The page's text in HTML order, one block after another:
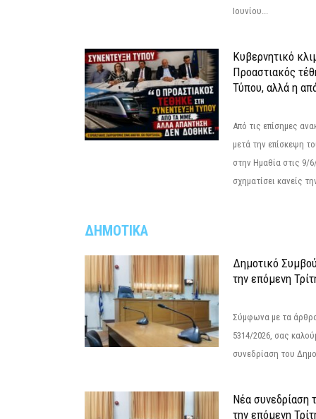
Ιουνίου...
Κυβερνητικό
Προαστιακός
Τύπου, αλλά η
Από τις επίσημες
μετά την επίσκεψη
στην Ημαθία στις 9/
σχηματίσει κανείς
ΔΗΜΟΤΙΚΑ
Δημοτικό
την επόμενη
Σύμφωνα με τα
5314/2026, σας
συνεδρίαση του
Νέα συνεδρίαση
την επόμενη